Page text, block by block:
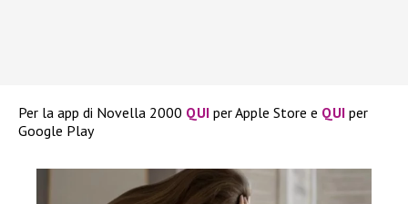
Per la app di Novella 2000 QUI per Apple Store e QUI per
Google Play